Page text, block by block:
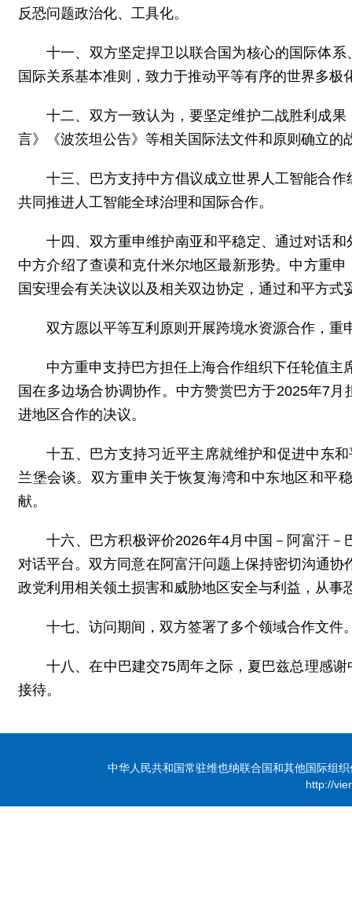
反恐问题政治化、工具化。
十一、双方坚定捍卫以联合国为核心的国际体
国际关系基本准则，致力于推动平等有序的世界多极
十二、双方一致认为，要坚定维护二战胜利成
言》《波茨坦公告》等相关国际法文件和原则确立
十三、巴方支持中方倡议成立世界人工智能合
共同推进人工智能全球治理和国际合作。
十四、双方重申维护南亚和平稳定、通过对话
中方介绍了查谟和克什米尔地区最新形势。中方重
国安理会有关决议以及相关双边协定，通过和平方式
双方愿以平等互利原则开展跨境水资源合作，重
中方重申支持巴方担任上海合作组织下任轮值
国在多边场合协调协作。中方赞赏巴方于2025年7
进地区合作的决议。
十五、巴方支持习近平主席就维护和促进中东
兰堡会谈。双方重申关于恢复海湾和中东地区和平
献。
十六、巴方积极评价2026年4月中国－阿富汗
对话平台。双方同意在阿富汗问题上保持密切沟通协
政党利用相关领土损害和威胁地区安全与利益，从事
十七、访问期间，双方签署了多个领域合作文件
十八、在中巴建交75周年之际，夏巴兹总理感
接待。
中华人民共和国常驻维也纳联合国和其他国际组
http://